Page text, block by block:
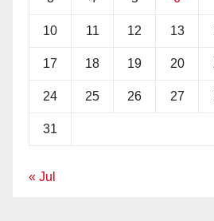
10 11 12 13
17 18 19 20
24 25 26 27
31
« Jul